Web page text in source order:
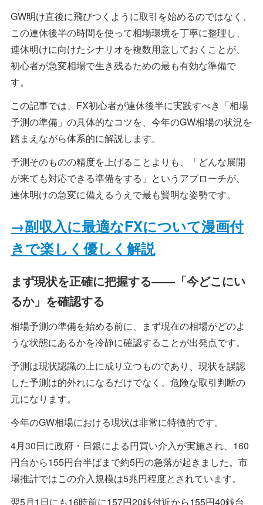
GW明け直後に飛びつくように取引を始めるのではなく、
この連休後半の時間を使って相場環境を丁寧に整理し、
連休明けに向けたシナリオを複数用意しておくことが、
初心者が急変相場で生き残るための最も有効な準備で
す。
この記事では、FX初心者が連休後半に実践すべき「相場
予測の準備」の具体的なコツを、今年のGW相場の状況を
踏まえながら体系的に解説します。
予測そのものの精度を上げることよりも、「どんな展開
が来ても対応できる準備をする」というアプローチが、
連休明けの急変に備えるうえで最も賢明な姿勢です。
→副収入に最適なFXについて漫画付
きで楽しく優しく解説
まず現状を正確に把握する――「今どこにい
るか」を確認する
相場予測の準備を始める前に、まず現在の相場がどのよ
うな状態にあるかを冷静に確認することが出発点です。
予測は現状認識の上に成り立つものであり、現状を誤認
した予測は的外れになるだけでなく、危険な取引判断の
元になります。
今年のGW相場における現状は非常に特徴的です。
4月30日に政府・日銀による円買い介入が実施され、160
円台から155円台半ばまで約5円の急落が起きました。市
場推計ではこの介入規模は5兆円程度とされています。
翌5月1日にも16時前に157円20銭付近から155円40銭台